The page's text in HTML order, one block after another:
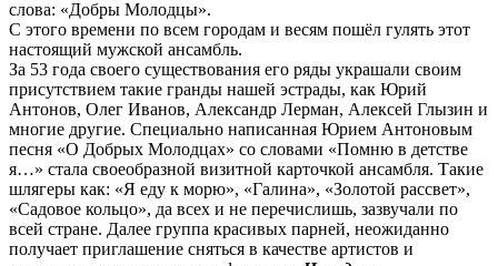
слова: «Добры Молодцы».
С этого времени по всем городам и весям пошёл гулять этот
настоящий мужской ансамбль.
За 53 года своего существования его ряды украшали своим
присутствием такие гранды нашей эстрады, как Юрий
Антонов, Олег Иванов, Александр Лерман, Алексей Глызин и
многие другие. Специально написанная Юрием Антоновым
песня «О Добрых Молодцах» со словами «Помню в детстве
я…» стала своеобразной визитной карточкой ансамбля. Такие
шлягеры как: «Я еду к морю», «Галина», «Золотой рассвет»,
«Садовое кольцо», да всех и не перечислишь, зазвучали по
всей стране. Далее группа красивых парней, неожиданно
получает приглашение сняться в качестве артистов и